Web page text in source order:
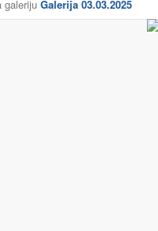
galeriju Galerija 03.03.2025